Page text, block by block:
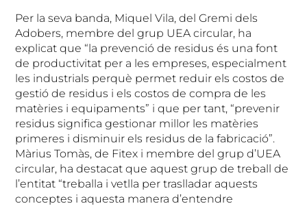
Per la seva banda, Miquel Vila, del Gremi dels
Adobers, membre del grup UEA circular, ha
explicat que “la prevenció de residus és una font
de productivitat per a les empreses, especialment
les industrials perquè permet reduir els costos de
gestió de residus i els costos de compra de les
matèries i equipaments” i que per tant, “prevenir
residus significa gestionar millor les matèries
primeres i disminuir els residus de la fabricació”.
Màrius Tomàs, de Fitex i membre del grup d’UEA
circular, ha destacat que aquest grup de treball de
l’entitat “treballa i vetlla per traslladar aquests
conceptes i aquesta manera d’entendre